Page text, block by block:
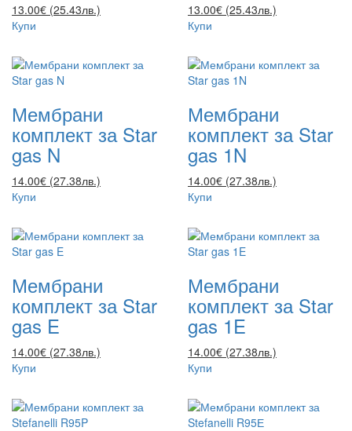
13.00€ (25.43лв.)
Купи
13.00€ (25.43лв.)
Купи
Мембрани
комплект за Star
gas N
14.00€ (27.38лв.)
Купи
Мембрани
комплект за Star
gas 1N
14.00€ (27.38лв.)
Купи
Мембрани
комплект за Star
gas E
14.00€ (27.38лв.)
Купи
Мембрани
комплект за Star
gas 1E
14.00€ (27.38лв.)
Купи